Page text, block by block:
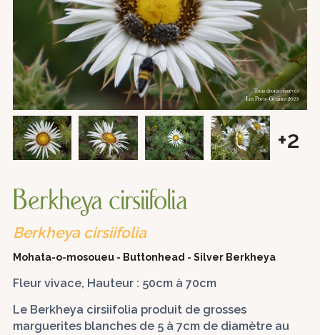
+2
Berkheya cirsiifolia
Berkheya cirsiifolia
Mohata-o-mosoueu - Buttonhead - Silver Berkheya
Fleur vivace, Hauteur : 50cm à 70cm
Le Berkheya cirsiifolia produit de grosses
marguerites blanches de 5 à 7cm de diamètre au